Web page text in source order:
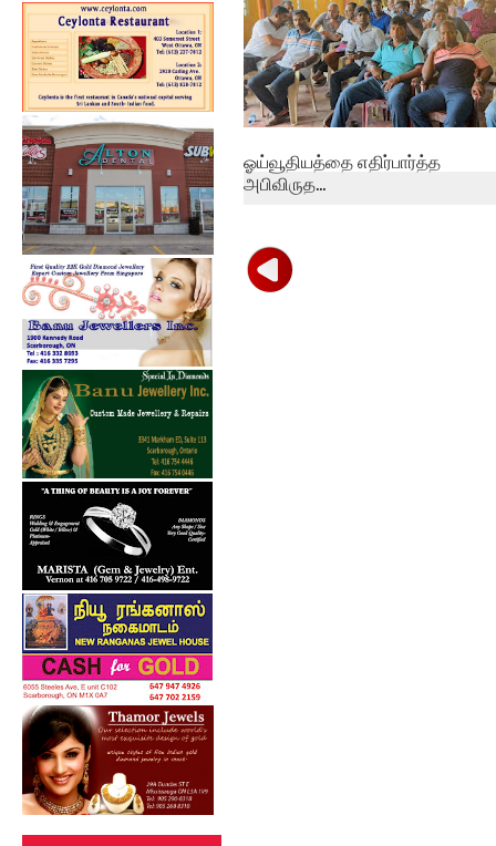
ஓய்வூதியத்தை எதிர்பார்த்த
அபிவிருத...